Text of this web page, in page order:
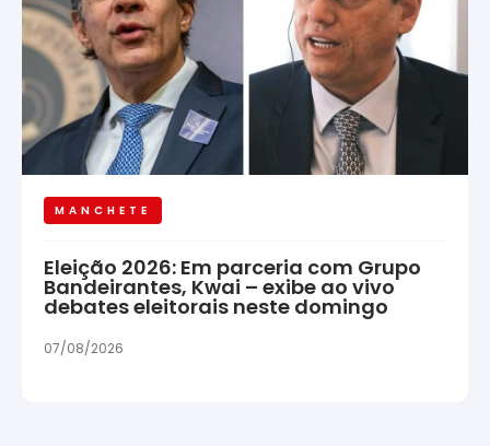
MANCHETE
Eleição 2026: Em parceria com Grupo
Bandeirantes, Kwai – exibe ao vivo
debates eleitorais neste domingo
07/08/2026